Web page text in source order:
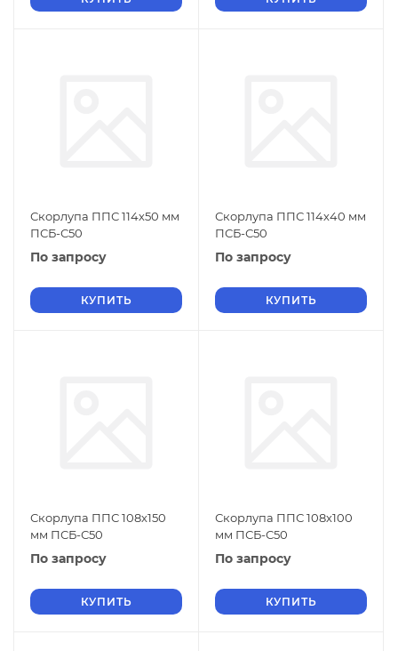
Скорлупа ППС 114х50 мм
ПСБ-С50
По запросу
КУПИТЬ
Скорлупа ППС 114х40 мм
ПСБ-С50
По запросу
КУПИТЬ
Скорлупа ППС 108х150
мм ПСБ-С50
По запросу
КУПИТЬ
Скорлупа ППС 108х100
мм ПСБ-С50
По запросу
КУПИТЬ